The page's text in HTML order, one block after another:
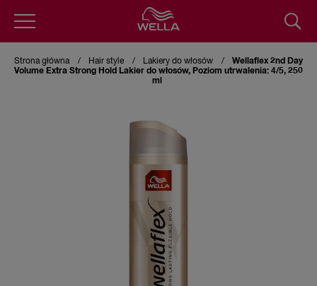
treści
Strona główna Hair style Lakiery do włosów
Wellaflex 2nd Day
Volume Extra Strong Hold Lakier do włosów, Poziom utrwalenia: 4/5, 250
ml